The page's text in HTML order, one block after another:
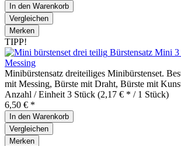
In den Warenkorb
Vergleichen
Merken
TIPP!
Bürstensatz Mini
Messing
Minibürstensatz dreiteiliges Minibürstenset.
mit Messing, Bürste mit Draht, Bürste mit
Anzahl / Einheit 3 Stück (2,17 € * / 1 Stück)
6,50 € *
In den Warenkorb
Vergleichen
Merken